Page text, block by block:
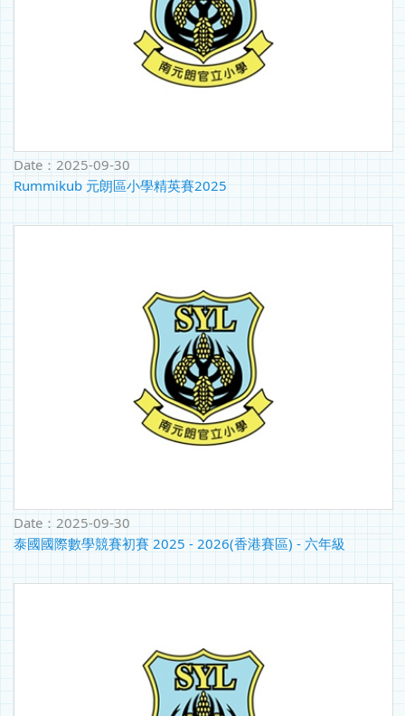
Date： 2025-09-30
Rummikub 元朗區小學精英賽2025
Date： 2025-09-30
泰國國際數學競賽初賽 2025 - 2026(香港賽區) - 六年級